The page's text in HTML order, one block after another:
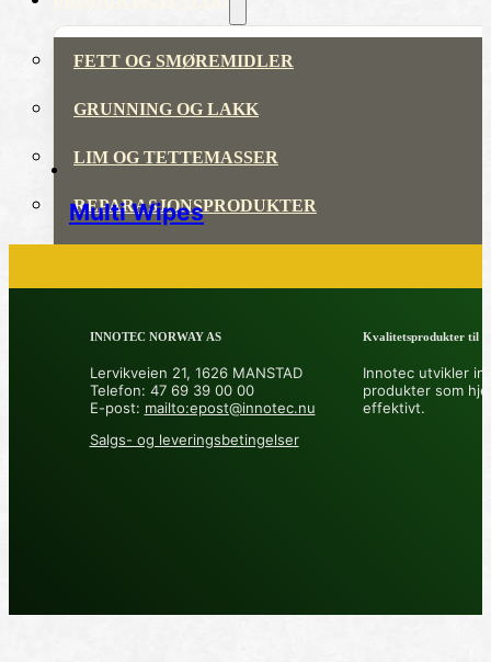
FETT OG SMØREMIDLER
GRUNNING OG LAKK
LIM OG TETTEMASSER
REPARASJONSPRODUKTER
ADDITIVER
VERKTØY OG TILBEHØR
Multi Wipes
INNOTEC NORWAY AS
Lervikveien 21, 1626 MANSTAD
Telefon: 47 69 39 00 00
E-post: mailto:epost@innotec.nu
Salgs- og leveringsbetingelser
Kvalitetsprodukter til å
Innotec utvikler
produkter som
effektivt.